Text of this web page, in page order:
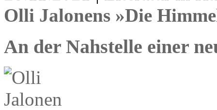
Olli Jalonens »Die
An der Nahstelle einer